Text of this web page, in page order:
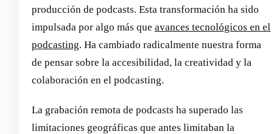
producción de podcasts. Esta transformación ha sido
impulsada por algo más que avances tecnológicos en el
podcasting. Ha cambiado radicalmente nuestra forma
de pensar sobre la accesibilidad, la creatividad y la
colaboración en el podcasting.
La grabación remota de podcasts ha superado las
limitaciones geográficas que antes limitaban la